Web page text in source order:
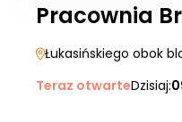
Pracownia
Łukasińskiego obok
Teraz otwarteDzisiaj: